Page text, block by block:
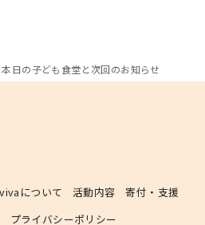
本日の子ども食堂と次回のお知らせ
について 活動内容
寄付・支援
プライバシーポリシー